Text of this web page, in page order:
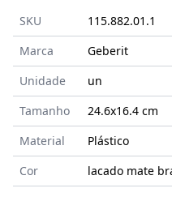
SKU
115.882.01.1
Marca
Geberit
Unidade
un
Tamanho
24.6x16.4 cm
Material
Plástico
Cor
lacado mate